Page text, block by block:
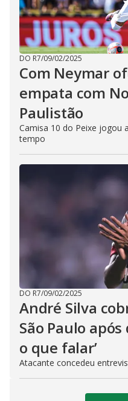
DO R7/09/02/2025
Com Neymar
empata com
Paulistão
Camisa 10 do Peixe jogou
tempo
DO R7/09/02/2025
André Silva
São Paulo
o que falar’
Atacante concedeu